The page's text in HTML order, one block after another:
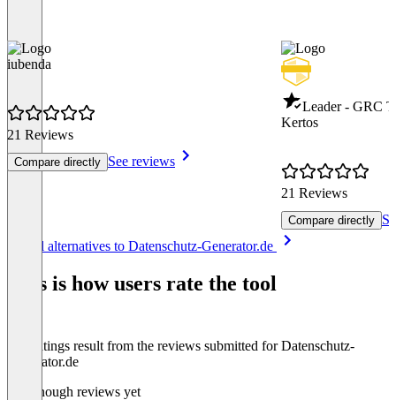
iubenda
21 Reviews
Compare directly See reviews
Leader - GRC
Kertos
21 Reviews
Compare directly
See all alternatives to Datenschutz-Generator.de
This is how users rate the tool
The ratings result from the reviews submitted for Datenschutz-
Generator.de
Not enough reviews yet